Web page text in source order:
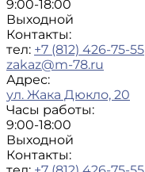
9:00-18:00
Выходной
Контакты:
тел: +7 (812) 426-75-55
zakaz@m-78.ru
Адрес:
ул. Жака Дюкло, 20
Часы работы:
9:00-18:00
Выходной
Контакты: